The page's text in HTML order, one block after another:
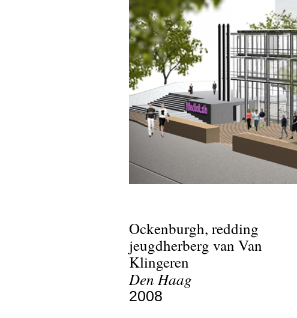
Ockenburgh, redding
jeugdherberg van Van
Klingeren
Den Haag
2008